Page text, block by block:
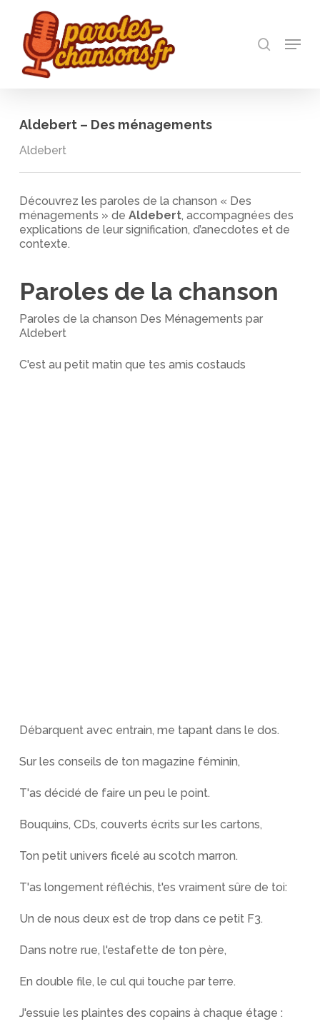
main
content
Menu
Aldebert – Des ménagements
Aldebert
Découvrez les paroles de la chanson « Des
ménagements » de Aldebert, accompagnées des
explications de leur signification, d’anecdotes et de
contexte.
Paroles de la chanson
Paroles de la chanson Des Ménagements par
Aldebert
C'est au petit matin que tes amis costauds
Débarquent avec entrain, me tapant dans le dos.
Sur les conseils de ton magazine féminin,
T'as décidé de faire un peu le point.
Bouquins, CDs, couverts écrits sur les cartons,
Ton petit univers ficelé au scotch marron.
T'as longement réfléchis, t'es vraiment sûre de toi:
Un de nous deux est de trop dans ce petit F3.
Dans notre rue, l'estafette de ton père,
En double file, le cul qui touche par terre.
J'essuie les plaintes des copains à chaque étage :
Close